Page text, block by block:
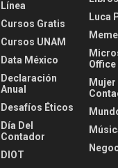
Línea
Cursos Gratis
Cursos UNAM
Data México
Declaración
Anual
Desafíos Éticos
Día Del
Contador
DIOT
Luca
Office
Mujer